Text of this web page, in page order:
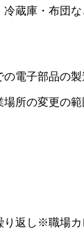
蔵庫・布団
の電子部品の
所の変更の
り返し※職場